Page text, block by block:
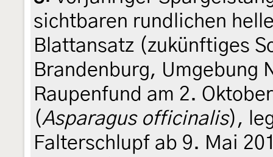
sichtbaren rundlichen
Blattansatz (zukünftiges
Brandenburg, Umgebung
Raupenfund am 2.
(Asparagus officinalis),
Falterschlupf ab 9. Mai